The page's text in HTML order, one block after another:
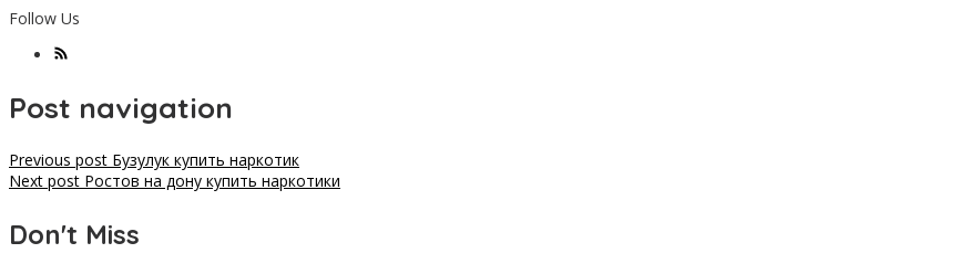
Follow Us
Post navigation
Previous post Бузулук купить наркотик
Next post Ростов на дону купить наркотики
Don't Miss